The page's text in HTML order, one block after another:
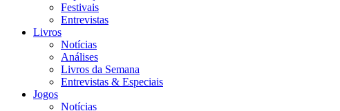
Festivais
Entrevistas
Livros
Notícias
Análises
Livros da Semana
Entrevistas & Especiais
Jogos
Notícias